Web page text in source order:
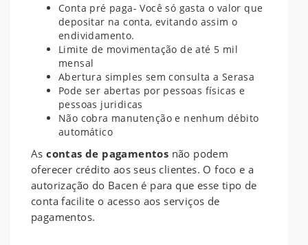
Conta pré paga- Você só gasta o valor que
depositar na conta, evitando assim o
endividamento.
Limite de movimentação de até 5 mil
mensal
Abertura simples sem consulta a Serasa
Pode ser abertas por pessoas físicas e
pessoas juridicas
Não cobra manutenção e nenhum débito
automático
Ascontas de pagamentos não podem
oferecer crédito aos seus clientes. O foco e a
autorização do Bacen é para que esse tipo de
conta facilite o acesso aos serviços de
pagamentos.